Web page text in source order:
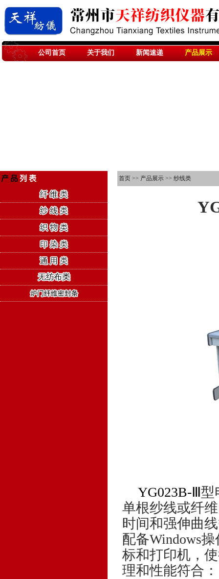
公司首页 关于我们 新闻速递 产品展示
首页 >> 产品展示 >> 纱线类
YG023B-Ⅲ型
单根纱线或纤
时间和强伸曲
配备Windows操
标和打印机，
理和性能符合：